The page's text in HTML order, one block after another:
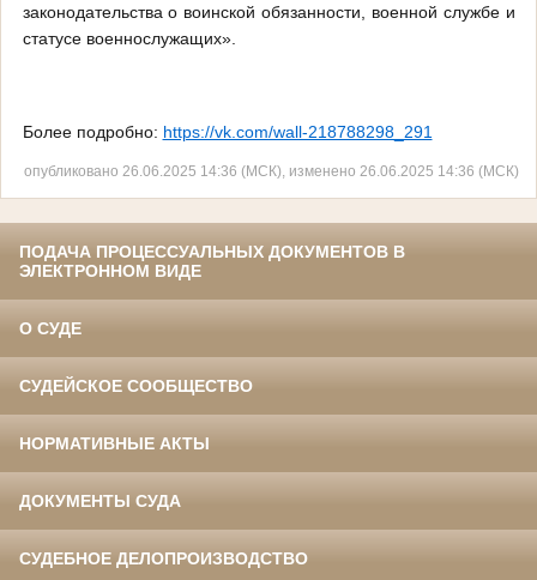
законодательства о воинской обязанности, военной службе и
статусе военнослужащих».
Более подробно: https://vk.com/wall-218788298_291
опубликовано 26.06.2025 14:36 (МСК), изменено 26.06.2025 14:36 (МСК)
ПОДАЧА ПРОЦЕССУАЛЬНЫХ ДОКУМЕНТОВ В
ЭЛЕКТРОННОМ ВИДЕ
О СУДЕ
СУДЕЙСКОЕ СООБЩЕСТВО
НОРМАТИВНЫЕ АКТЫ
ДОКУМЕНТЫ СУДА
СУДЕБНОЕ ДЕЛОПРОИЗВОДСТВО